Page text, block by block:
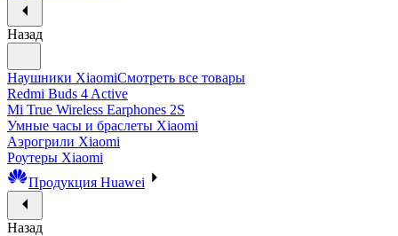
Назад
Наушники XiaomiСмотреть все товары
Redmi Buds 4 Active
Mi True Wireless Earphones 2S
Умные часы и браслеты Xiaomi
Аэрогрили Xiaomi
Роутеры Xiaomi
Продукция Huawei
Назад